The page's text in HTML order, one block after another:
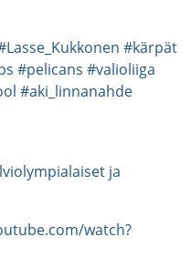
#kärpät
#pelicans #valioliiga
#aki_linnanahde
ja
watch?